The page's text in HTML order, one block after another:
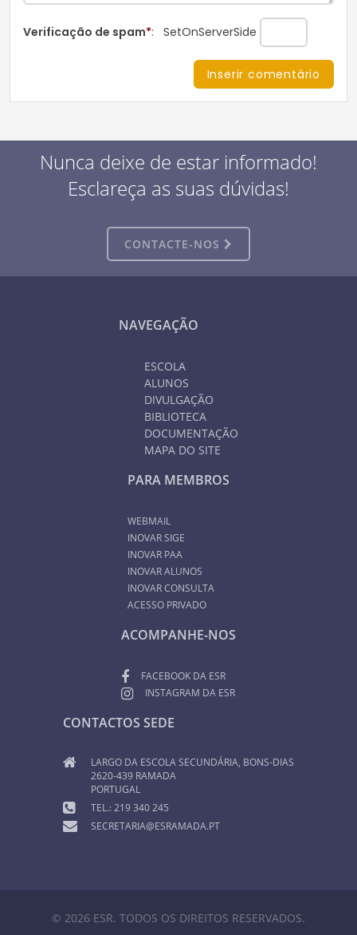
Verificação de spam*: SetOnServerSide
Nunca deixe de estar informado!
Esclareça as suas dúvidas!
CONTACTE-NOS
NAVEGAÇÃO
ESCOLA
ALUNOS
DIVULGAÇÃO
BIBLIOTECA
DOCUMENTAÇÃO
MAPA DO SITE
PARA MEMBROS
WEBMAIL
INOVAR SIGE
INOVAR PAA
INOVAR ALUNOS
INOVAR CONSULTA
ACESSO PRIVADO
ACOMPANHE-NOS
FACEBOOK DA ESR
INSTAGRAM DA ESR
CONTACTOS SEDE
LARGO DA ESCOLA SECUNDÁRIA, BONS-DIAS
2620-439 RAMADA
PORTUGAL
TEL.: 219 340 245
SECRETARIA@ESRAMADA.PT
© 2026 ESR. TODOS OS DIREITOS RESERVADOS.